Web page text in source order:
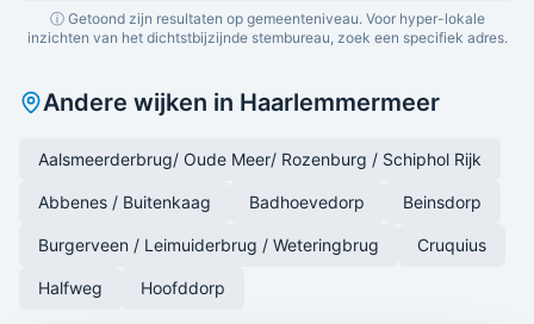
ⓘ Getoond zijn resultaten op gemeenteniveau. Voor hyper-lokale
inzichten van het dichtstbijzijnde stembureau, zoek een specifiek adres.
Andere wijken in Haarlemmermeer
Aalsmeerderbrug/ Oude Meer/ Rozenburg / Schiphol Rijk
Abbenes / Buitenkaag Badhoevedorp Beinsdorp
Burgerveen / Leimuiderbrug / Weteringbrug Cruquius
Halfweg Hoofddorp